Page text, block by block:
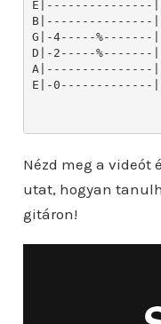
Nézd meg a videót
utat, hogyan
gitáron!